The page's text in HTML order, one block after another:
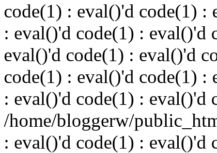
code(1) : eval()'d code(1) :
: eval()'d code(1) : eval()'d
eval()'d code(1) : eval()'d
code(1) : eval()'d code(1) :
: eval()'d code(1) : eval()'d
/home/bloggerw/
: eval()'d code(1) : eval()'d